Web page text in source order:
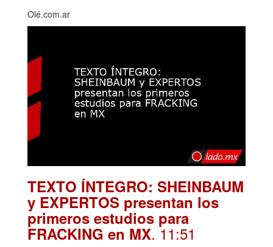
Olé.com.ar
TEXTO ÍNTEGRO: SHEINBAUM
y EXPERTOS presentan los
primeros estudios para
FRACKING en MX. 11:51